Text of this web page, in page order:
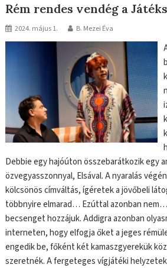
Rém rendes vendég a
2024. május 1. B. Mezei Éva
Debbie egy hajóúton összebarátkozik egy
özvegyasszonnyal, Elsával. A nyaralás
kölcsönös címváltás, ígéretek a jövőbeli
többnyire elmarad… Ezúttal azonban
becsenget hozzájuk. Addigra azonban
interneten, hogy elfogja őket a jeges
engedik be, főként két kamaszgyerekük
szeretnék. A fergeteges vígjátéki